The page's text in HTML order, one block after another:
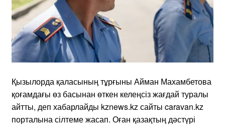
Қызылорда қаласының тұрғыны Айман Махамбетова
қоғамдағы өз басынан өткен келеңсіз жағдай туралы
айтты, деп хабарлайды kznews.kz сайты caravan.kz
порталына сілтеме жасап. Оған қазақтың дәстүрі